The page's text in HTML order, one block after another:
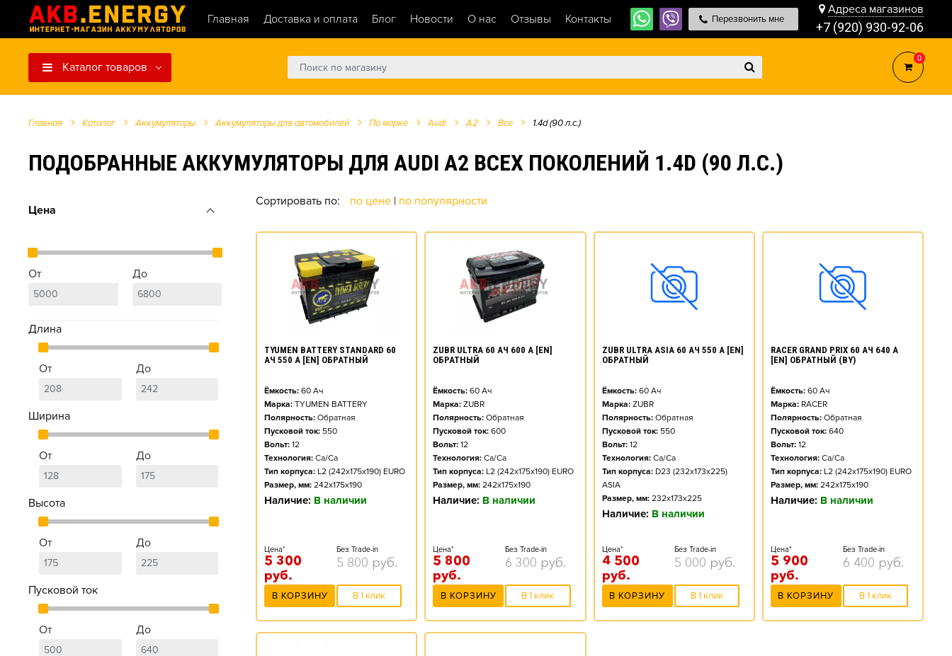
Главная Доставка и оплата Блог Новости О нас Отзывы Контакты Перезвонить мне
Адреса магазинов
+7 (920) 930-92-06
Каталог товаров
0
Главная Каталог Аккумуляторы Аккумуляторы для автомобилей По марке Audi A2 Все 1.4d (90 л.с.)
ПОДОБРАННЫЕ АККУМУЛЯТОРЫ ДЛЯ AUDI A2 ВСЕХ ПОКОЛЕНИЙ 1.4D (90 Л.С.)
Цена
От До
Длина
От До
Ширина
От До
Высота
От До
Пусковой ток
От До
Сортировать по: по цене | по популярности
TYUMEN BATTERY STANDARD 60
АЧ 550 А [EN] ОБРАТНЫЙ
Ёмкость: 60 Ач
Марка: TYUMEN BATTERY
Полярность: Обратная
Пусковой ток: 550
Вольт: 12
Технология: Ca/Ca
Тип корпуса: L2 (242x175x190) EURO
Размер, мм: 242x175x190
Наличие: В наличии
Цена*
5 300
руб.
Без Trade-in
5 800 руб.
В КОРЗИНУ В 1 клик
ZUBR ULTRA 60 АЧ 600 А [EN]
ОБРАТНЫЙ
Ёмкость: 60 Ач
Марка: ZUBR
Полярность: Обратная
Пусковой ток: 600
Вольт: 12
Технология: Ca/Ca
Тип корпуса: L2 (242x175x190) EURO
Размер, мм: 242x175x190
Наличие: В наличии
Цена*
5 800
руб.
Без Trade-in
6 300 руб.
В КОРЗИНУ В 1 клик
ZUBR ULTRA ASIA 60 АЧ 550 А [EN]
ОБРАТНЫЙ
Ёмкость: 60Ач
Марка: ZUBR
Полярность: Обратная
Пусковой ток: 550
Вольт: 12
Технология: Ca/Ca
Тип корпуса: D23 (232x173x225)
ASIA
Размер, мм: 232x173x225
Наличие: В наличии
Цена*
4 500
руб.
Без Trade-in
5 000 руб.
В КОРЗИНУ В 1 клик
RACER GRAND PRIX 60 АЧ 640 А
[EN] ОБРАТНЫЙ (BY)
Ёмкость: 60Ач
Марка: RACER
Полярность: Обратная
Пусковой ток: 640
Вольт: 12
Технология: Ca/Ca
Тип корпуса: L2 (242x175x190) EURO
Размер, мм: 242x175x190
Наличие: В наличии
Цена*
5 900
руб.
Без Trade-in
6 400 руб.
В КОРЗИНУ В 1 клик